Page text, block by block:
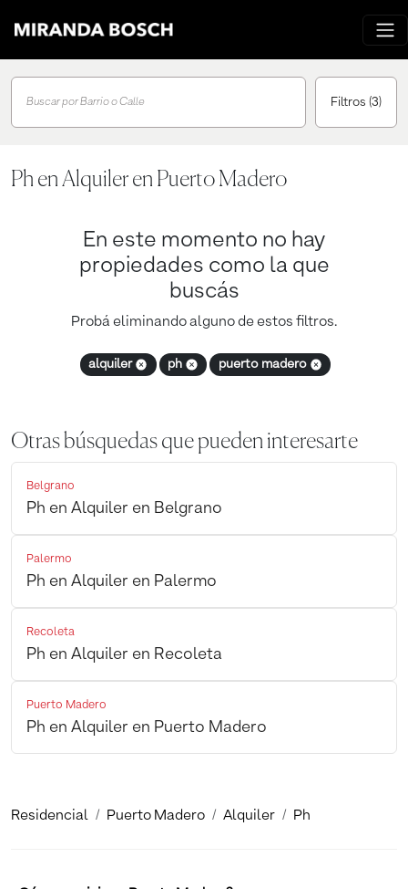
Buscar por Barrio o Calle Filtros (3)
Ph en Alquiler en Puerto Madero
En este momento no hay
propiedades como la que
buscás
Probá eliminando alguno de estos filtros.
alquiler ph puerto madero
Otras búsquedas que pueden interesarte
Belgrano
Ph en Alquiler en Belgrano
Palermo
Ph en Alquiler en Palermo
Recoleta
Ph en Alquiler en Recoleta
Puerto Madero
Ph en Alquiler en Puerto Madero
Residencial Puerto Madero Alquiler Ph